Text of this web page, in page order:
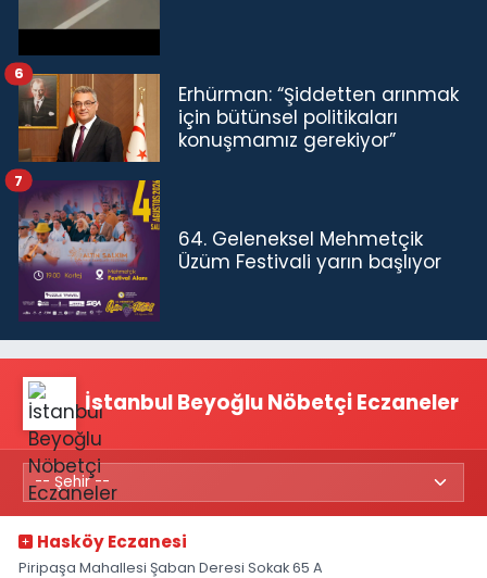
Erhürman: “Şiddetten arınmak
için bütünsel politikaları
konuşmamız gerekiyor”
6
64. Geleneksel Mehmetçik
Üzüm Festivali yarın başlıyor
7
İstanbul Beyoğlu Nöbetçi Eczaneler
Hasköy Eczanesi
Piripaşa Mahallesi Şaban Deresi Sokak 65 A